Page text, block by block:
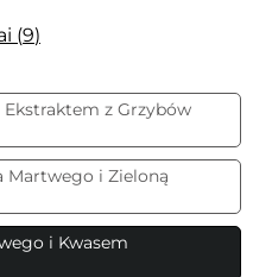
9
z Grzybów
Martwego i Zieloną
i Kwasem